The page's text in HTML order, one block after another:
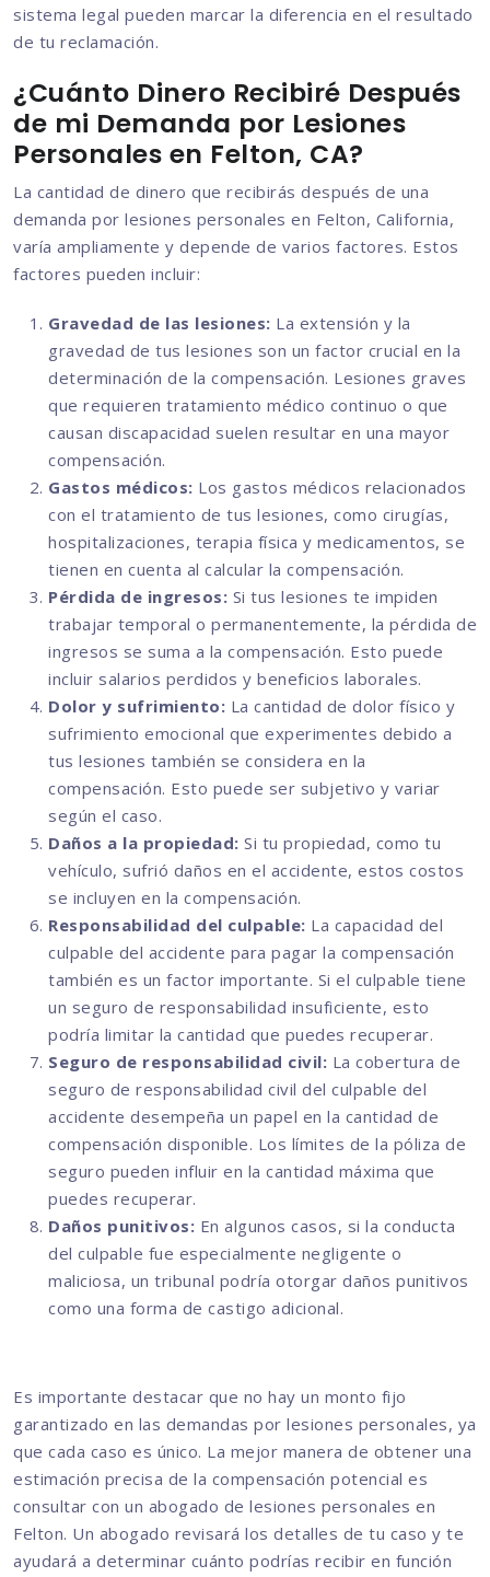
sistema legal pueden marcar la diferencia en el resultado
de tu reclamación.
¿Cuánto Dinero Recibiré Después
de mi Demanda por Lesiones
Personales en Felton, CA?
La cantidad de dinero que recibirás después de una
demanda por lesiones personales en Felton, California,
varía ampliamente y depende de varios factores. Estos
factores pueden incluir:
Gravedad de las lesiones: La extensión y la
gravedad de tus lesiones son un factor crucial en la
determinación de la compensación. Lesiones graves
que requieren tratamiento médico continuo o que
causan discapacidad suelen resultar en una mayor
compensación.
Gastos médicos: Los gastos médicos relacionados
con el tratamiento de tus lesiones, como cirugías,
hospitalizaciones, terapia física y medicamentos, se
tienen en cuenta al calcular la compensación.
Pérdida de ingresos: Si tus lesiones te impiden
trabajar temporal o permanentemente, la pérdida de
ingresos se suma a la compensación. Esto puede
incluir salarios perdidos y beneficios laborales.
Dolor y sufrimiento: La cantidad de dolor físico y
sufrimiento emocional que experimentes debido a
tus lesiones también se considera en la
compensación. Esto puede ser subjetivo y variar
según el caso.
Daños a la propiedad: Si tu propiedad, como tu
vehículo, sufrió daños en el accidente, estos costos
se incluyen en la compensación.
Responsabilidad del culpable: La capacidad del
culpable del accidente para pagar la compensación
también es un factor importante. Si el culpable tiene
un seguro de responsabilidad insuficiente, esto
podría limitar la cantidad que puedes recuperar.
Seguro de responsabilidad civil: La cobertura de
seguro de responsabilidad civil del culpable del
accidente desempeña un papel en la cantidad de
compensación disponible. Los límites de la póliza de
seguro pueden influir en la cantidad máxima que
puedes recuperar.
Daños punitivos: En algunos casos, si la conducta
del culpable fue especialmente negligente o
maliciosa, un tribunal podría otorgar daños punitivos
como una forma de castigo adicional.
Es importante destacar que no hay un monto fijo
garantizado en las demandas por lesiones personales, ya
que cada caso es único. La mejor manera de obtener una
estimación precisa de la compensación potencial es
consultar con un abogado de lesiones personales en
Felton. Un abogado revisará los detalles de tu caso y te
ayudará a determinar cuánto podrías recibir en función